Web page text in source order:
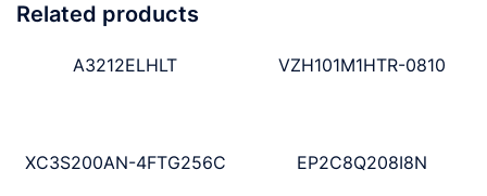
Related products
A3212ELHLT VZH101M1HTR-0810
XC3S200AN-4FTG256C EP2C8Q208I8N